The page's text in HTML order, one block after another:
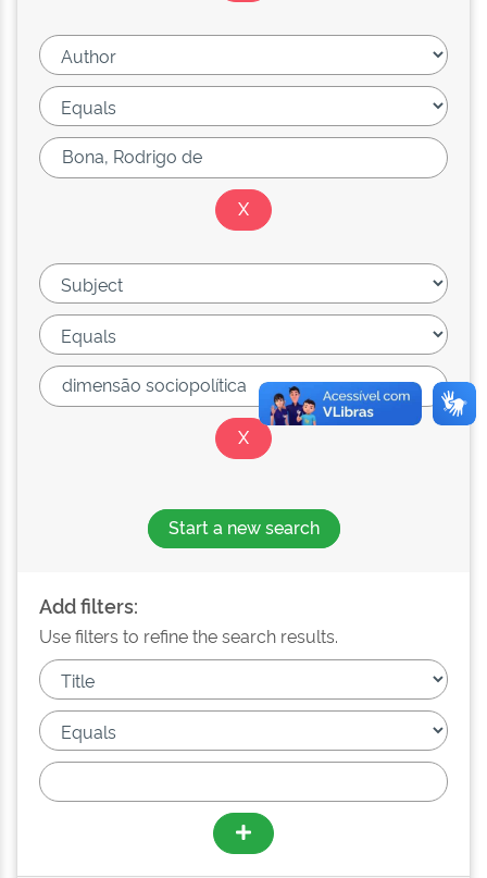
Start a new search
Add filters:
Use filters to refine the search results.